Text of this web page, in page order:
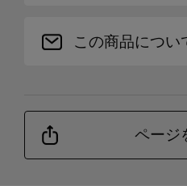
この商品につい
ページ